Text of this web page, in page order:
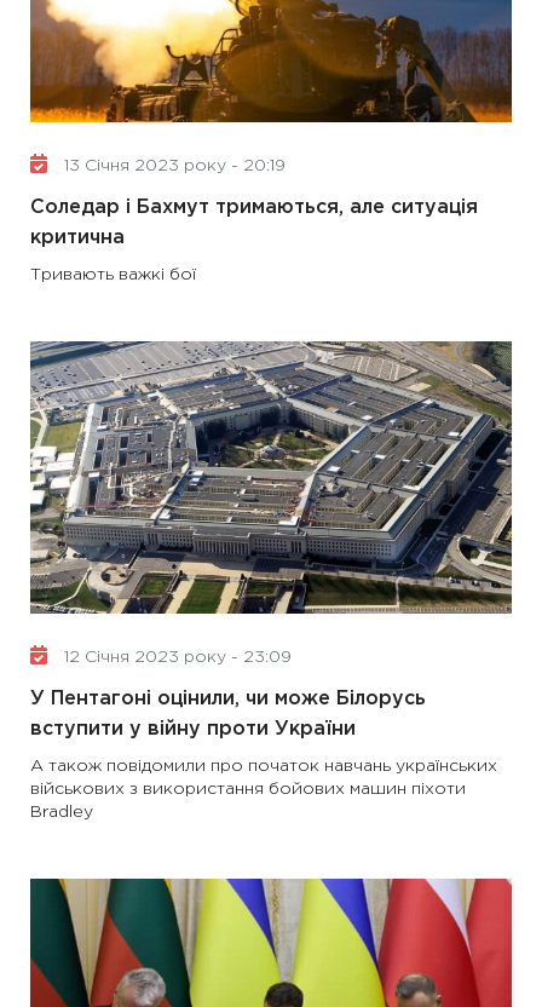
13 Січня 2023 року - 20:19
Соледар і Бахмут тримаються, але ситуація
критична
Тривають важкі бої
12 Січня 2023 року - 23:09
У Пентагоні оцінили, чи може Білорусь
вступити у війну проти України
А також повідомили про початок навчань українських
військових з використання бойових машин піхоти
Bradley